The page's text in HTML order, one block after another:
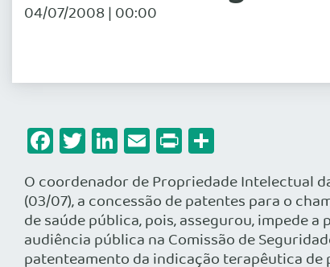
04/07/2008 | 00:00
Facebook
Twitter
LinkedIn
Email
Print
O coordenador de Propriedade Intelectual
(03/07), a concessão de patentes para o
de saúde pública, pois, assegurou, impede
audiência pública na Comissão de
patenteamento da indicação terapêutica